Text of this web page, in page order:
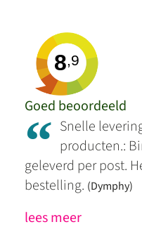
8,9
Goed beoordeeld
“ Snelle
producten.:
geleverd per post.
bestelling. (Dymphy)
lees meer